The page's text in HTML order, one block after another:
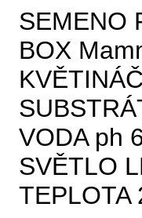
SEMENO
BOX
VODA ph
SVĚTLO
TEPLOTA